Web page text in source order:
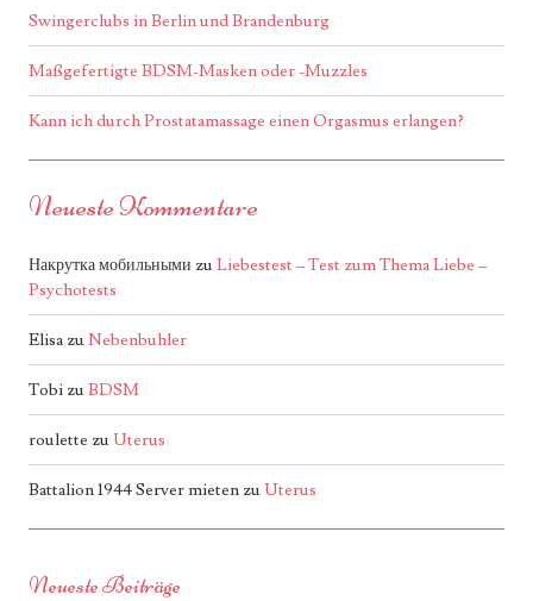
Swingerclubs in Berlin und Brandenburg
Maßgefertigte BDSM-Masken oder -Muzzles
Kann ich durch Prostatamassage einen Orgasmus erlangen?
Neueste Kommentare
Накрутка мобильными zuLiebestest – Test zum Thema Liebe –
Psychotests
Elisa zuNebenbuhler
Tobi zuBDSM
roulette zuUterus
Battalion 1944 Server mieten zuUterus
Neueste Beiträge